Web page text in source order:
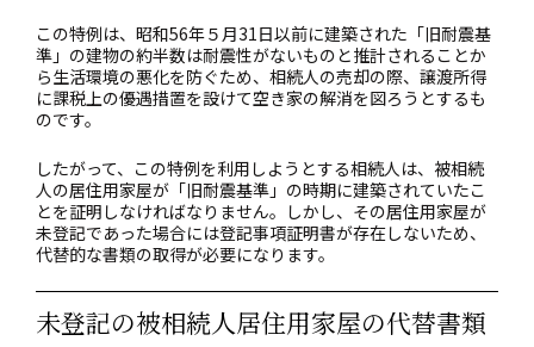
この特例は、昭和56年５月31日以前に建築された「旧耐震基
準」の建物の約半数は耐震性がないものと推計されることか
ら生活環境の悪化を防ぐため、相続人の売却の際、譲渡所得
に課税上の優遇措置を設けて空き家の解消を図ろうとするも
のです。
したがって、この特例を利用しようとする相続人は、被相続
人の居住用家屋が「旧耐震基準」の時期に建築されていたこ
とを証明しなければなりません。しかし、その居住用家屋が
未登記であった場合には登記事項証明書が存在しないため、
代替的な書類の取得が必要になります。
未登記の被相続人居住用家屋の代替書類